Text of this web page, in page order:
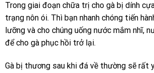
Trong giai đoạn chữa trị cho gà bị dính
trạng nôn ói. Thì bạn nhanh chóng tiến
lưỡng và cho chúng uống nước mắm nhĩ,
để cho gà phục hồi trở lại.
Gà bị thương sau khi đá về thường sẽ rất